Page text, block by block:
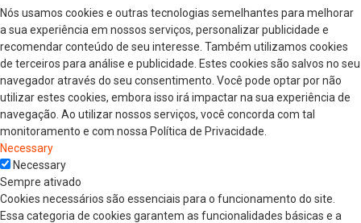
Nós usamos cookies e outras tecnologias semelhantes para melhorar
a sua experiência em nossos serviços, personalizar publicidade e
recomendar conteúdo de seu interesse. Também utilizamos cookies
de terceiros para análise e publicidade. Estes cookies são salvos no seu
navegador através do seu consentimento. Você pode optar por não
utilizar estes cookies, embora isso irá impactar na sua experiência de
navegação. Ao utilizar nossos serviços, você concorda com tal
monitoramento e com nossa Política de Privacidade.
Necessary
Necessary
Sempre ativado
Cookies necessários são essenciais para o funcionamento do site.
Essa categoria de cookies garantem as funcionalidades básicas e a